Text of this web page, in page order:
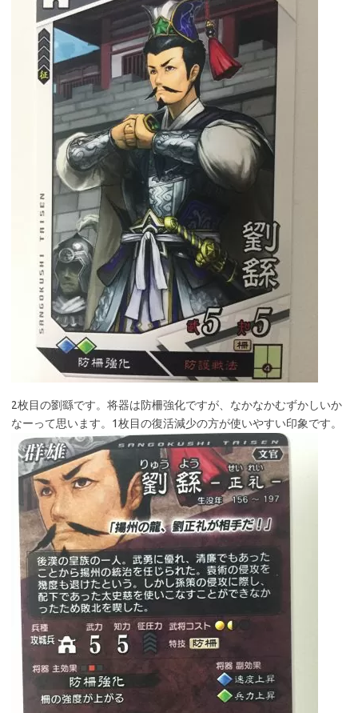
2枚目の劉繇です。将器は防柵強化ですが、なかなかむずかしいか
なーって思います。1枚目の復活減少の方が使いやすい印象です。